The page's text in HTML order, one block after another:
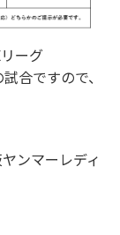
ーグ
合ですので、
ンマーレディ